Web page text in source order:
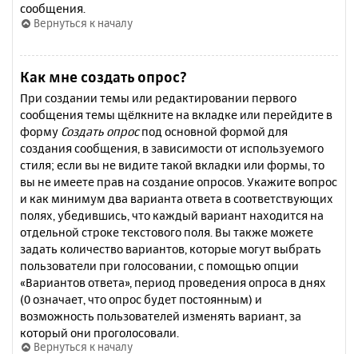
сообщения.
Вернуться к началу
Как мне создать опрос?
При создании темы или редактировании первого
сообщения темы щёлкните на вкладке или перейдите в
форму Создать опроспод основной формой для
создания сообщения, в зависимости от используемого
стиля; если вы не видите такой вкладки или формы, то
вы не имеете прав на создание опросов. Укажите вопрос
и как минимум два варианта ответа в соответствующих
полях, убедившись, что каждый вариант находится на
отдельной строке текстового поля. Вы также можете
задать количество вариантов, которые могут выбрать
пользователи при голосовании, с помощью опции
«Вариантов ответа», период проведения опроса в днях
(0 означает, что опрос будет постоянным) и
возможность пользователей изменять вариант, за
который они проголосовали.
Вернуться к началу